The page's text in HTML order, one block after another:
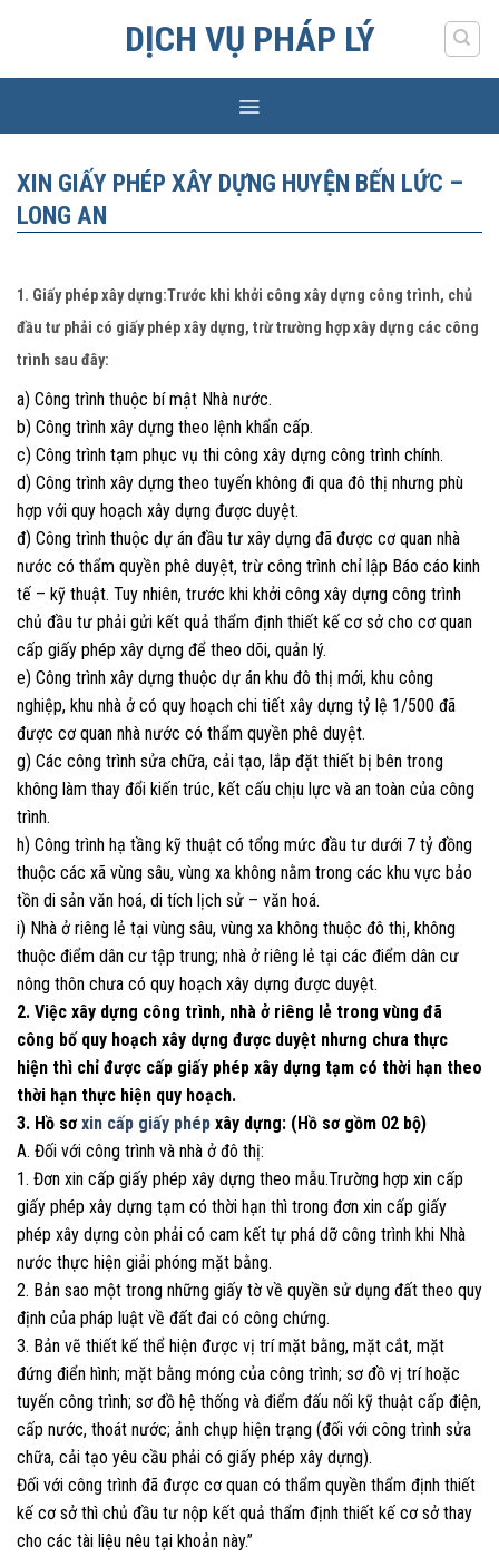
DỊCH VỤ PHÁP LÝ
XIN GIẤY PHÉP XÂY DỰNG HUYỆN BẾN LỨC –
LONG AN
1. Giấy phép xây dựng:Trước khi khởi công xây dựng công trình, chủ
đầu tư phải có giấy phép xây dựng, trừ trường hợp xây dựng các công
trình sau đây:
a) Công trình thuộc bí mật Nhà nước.
b) Công trình xây dựng theo lệnh khẩn cấp.
c) Công trình tạm phục vụ thi công xây dựng công trình chính.
d) Công trình xây dựng theo tuyến không đi qua đô thị nhưng phù
hợp với quy hoạch xây dựng được duyệt.
đ) Công trình thuộc dự án đầu tư xây dựng đã được cơ quan nhà
nước có thẩm quyền phê duyệt, trừ công trình chỉ lập Báo cáo kinh
tế – kỹ thuật. Tuy nhiên, trước khi khởi công xây dựng công trình
chủ đầu tư phải gửi kết quả thẩm định thiết kế cơ sở cho cơ quan
cấp giấy phép xây dựng để theo dõi, quản lý.
e) Công trình xây dựng thuộc dự án khu đô thị mới, khu công
nghiệp, khu nhà ở có quy hoạch chi tiết xây dựng tỷ lệ 1/500 đã
được cơ quan nhà nước có thẩm quyền phê duyệt.
g) Các công trình sửa chữa, cải tạo, lắp đặt thiết bị bên trong
không làm thay đổi kiến trúc, kết cấu chịu lực và an toàn của công
trình.
h) Công trình hạ tầng kỹ thuật có tổng mức đầu tư dưới 7 tỷ đồng
thuộc các xã vùng sâu, vùng xa không nằm trong các khu vực bảo
tồn di sản văn hoá, di tích lịch sử – văn hoá.
i) Nhà ở riêng lẻ tại vùng sâu, vùng xa không thuộc đô thị, không
thuộc điểm dân cư tập trung; nhà ở riêng lẻ tại các điểm dân cư
nông thôn chưa có quy hoạch xây dựng được duyệt.
2. Việc xây dựng công trình, nhà ở riêng lẻ trong vùng đã
công bố quy hoạch xây dựng được duyệt nhưng chưa thực
hiện thì chỉ được cấp giấy phép xây dựng tạm có thời hạn theo
thời hạn thực hiện quy hoạch.
3. Hồ sơ xin cấp giấy phép xây dựng: (Hồ sơ gồm 02 bộ)
A. Đối với công trình và nhà ở đô thị:
1. Đơn xin cấp giấy phép xây dựng theo mẫu.Trường hợp xin cấp
giấy phép xây dựng tạm có thời hạn thì trong đơn xin cấp giấy
phép xây dựng còn phải có cam kết tự phá dỡ công trình khi Nhà
nước thực hiện giải phóng mặt bằng.
2. Bản sao một trong những giấy tờ về quyền sử dụng đất theo quy
định của pháp luật về đất đai có công chứng.
3. Bản vẽ thiết kế thể hiện được vị trí mặt bằng, mặt cắt, mặt
đứng điển hình; mặt bằng móng của công trình; sơ đồ vị trí hoặc
tuyến công trình; sơ đồ hệ thống và điểm đấu nối kỹ thuật cấp điện,
cấp nước, thoát nước; ảnh chụp hiện trạng (đối với công trình sửa
chữa, cải tạo yêu cầu phải có giấy phép xây dựng).
Đối với công trình đã được cơ quan có thẩm quyền thẩm định thiết
kế cơ sở thì chủ đầu tư nộp kết quả thẩm định thiết kế cơ sở thay
cho các tài liệu nêu tại khoản này.”